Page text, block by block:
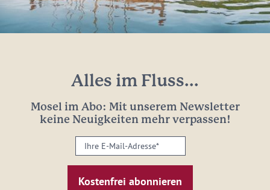
Alles im Fluss...
Mosel im Abo: Mit unserem Newsletter
keine Neuigkeiten mehr verpassen!
Ihre
E-
Mail-
Adresse: